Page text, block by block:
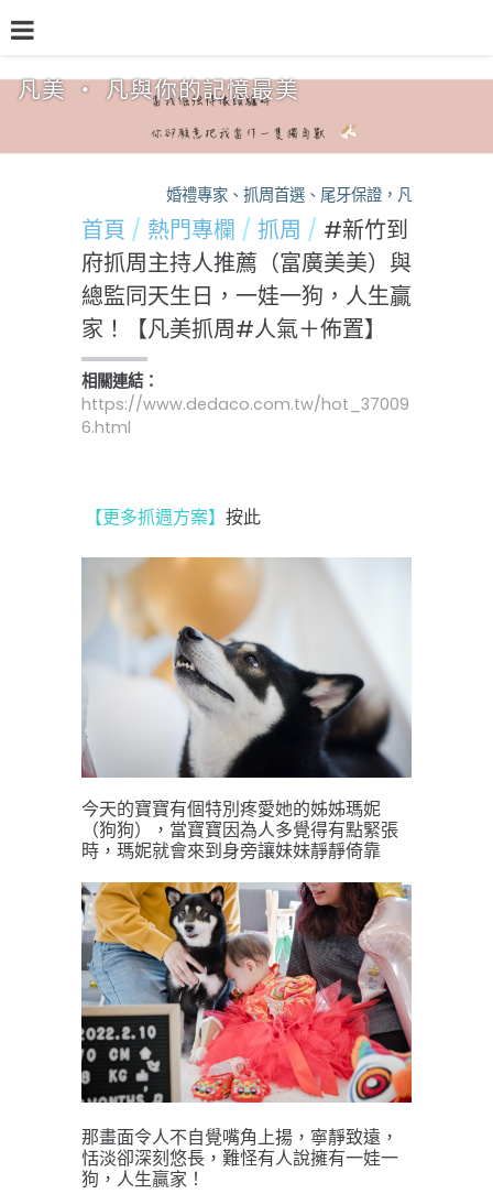
凡美 ‧ 凡與你的記憶最美
熱門專欄 熱銷方案 預約檔期
婚禮專家、抓周首選、尾牙保證，凡美，您的活
首頁 熱門專欄 抓周
#新竹到
府抓周主持人推薦（富廣美美）與
總監同天生日，一娃一狗，人生贏
家！【凡美抓周#人氣＋佈置】
相關連結：
https://www.dedaco.com.tw/hot_37009
6.html
【更多抓週方案】 按此
今天的寶寶有個特別疼愛她的姊姊瑪妮
（狗狗），當寶寶因為人多覺得有點緊張
時，瑪妮就會來到身旁讓妹妹靜靜倚靠
那畫面令人不自覺嘴角上揚，寧靜致遠，
恬淡卻深刻悠長，難怪有人說擁有一娃一
狗，人生贏家！